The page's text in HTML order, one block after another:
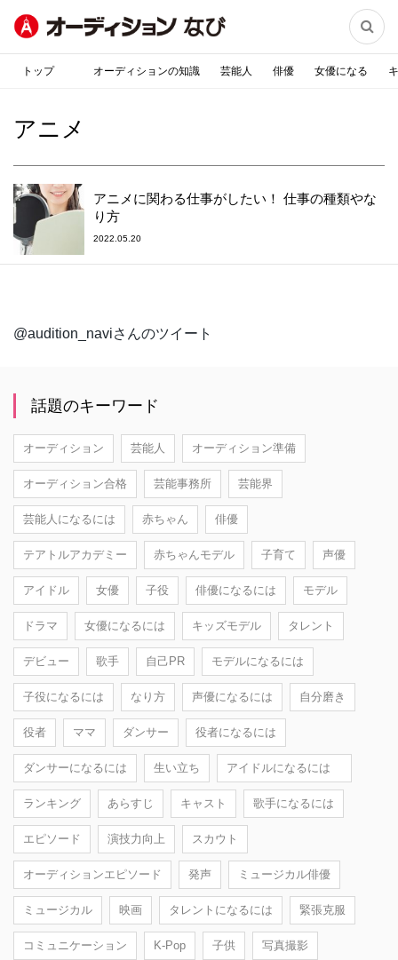

トップ オーディションの知識 芸能人 俳優 女優になる
アニメ
アニメに関わる仕事がしたい！ 仕事の種類やな
り方
2022.05.20
@audition_naviさんのツイート
話題のキーワード
オーディション 芸能人 オーディション準備
オーディション合格 芸能事務所 芸能界
芸能人になるには 赤ちゃん 俳優
テアトルアカデミー 赤ちゃんモデル 子育て 声優
アイドル 女優 子役 俳優になるには モデル
ドラマ 女優になるには キッズモデル タレント
デビュー 歌手 自己PR モデルになるには
子役になるには なり方 声優になるには 自分磨き
役者 ママ ダンサー 役者になるには
ダンサーになるには 生い立ち アイドルになるには
ランキング あらすじ キャスト 歌手になるには
エピソード 演技力向上 スカウト
オーディションエピソード 発声 ミュージカル俳優
ミュージカル 映画 タレントになるには 緊張克服
コミュニケーション K-Pop 子供 写真撮影